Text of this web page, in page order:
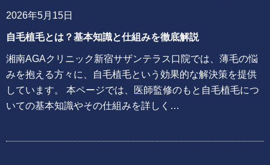
2026年5月15日
自毛植毛とは？基本知識と仕組みを徹底解説
湘南AGAクリニック新宿サザンテラス口院では、薄毛の悩
みを抱える方々に、自毛植毛という効果的な解決策を提供
しています。 本ページでは、医師監修のもと自毛植毛につ
いての基本知識やその仕組みを詳しく…